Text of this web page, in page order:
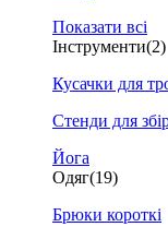
Показати всі
Інструменти(2)
Кусачки для
Стенди для
Йога
Одяг(19)
Брюки короткі